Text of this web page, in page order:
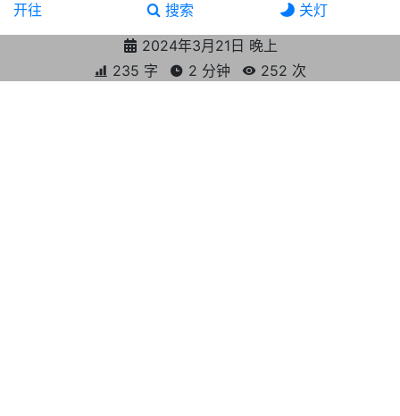
开往
搜索
关灯
2024年3月21日 晚上
235 字
2 分钟 252 次